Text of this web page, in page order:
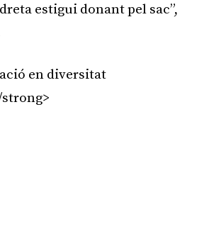
estigui donant pel sac”,
en diversitat